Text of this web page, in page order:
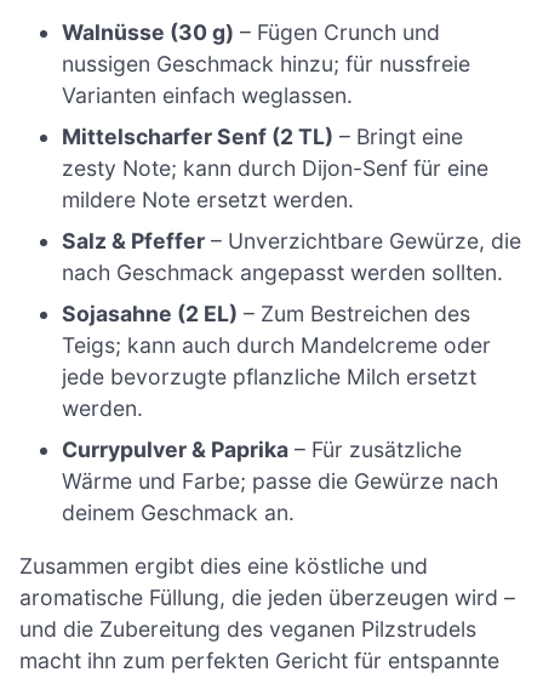
Walnüsse (30 g) – Fügen Crunch und
nussigen Geschmack hinzu; für nussfreie
Varianten einfach weglassen.
Mittelscharfer Senf (2 TL) – Bringt eine
zesty Note; kann durch Dijon-Senf für eine
mildere Note ersetzt werden.
Salz & Pfeffer – Unverzichtbare Gewürze, die
nach Geschmack angepasst werden sollten.
Sojasahne (2 EL) – Zum Bestreichen des
Teigs; kann auch durch Mandelcreme oder
jede bevorzugte pflanzliche Milch ersetzt
werden.
Currypulver & Paprika – Für zusätzliche
Wärme und Farbe; passe die Gewürze nach
deinem Geschmack an.
Zusammen ergibt dies eine köstliche und
aromatische Füllung, die jeden überzeugen wird –
und die Zubereitung des veganen Pilzstrudels
macht ihn zum perfekten Gericht für entspannte